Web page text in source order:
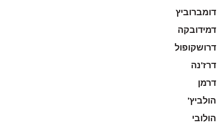
דומברוביץ
דמידובקה
דרושקופול
דרז'נה
דרמן
הולביץ'
הולובי